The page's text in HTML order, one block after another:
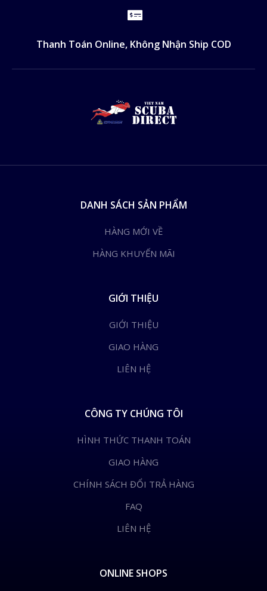
Thanh Toán Online, Không Nhận Ship COD
DANH SÁCH SẢN PHẨM
HÀNG MỚI VỀ
HÀNG KHUYẾN MÃI
GIỚI THIỆU
GIỚI THIỆU
GIAO HÀNG
LIÊN HỆ
CÔNG TY CHÚNG TÔI
HÌNH THỨC THANH TOÁN
GIAO HÀNG
CHÍNH SÁCH ĐỔI TRẢ HÀNG
FAQ
LIÊN HỆ
ONLINE SHOPS